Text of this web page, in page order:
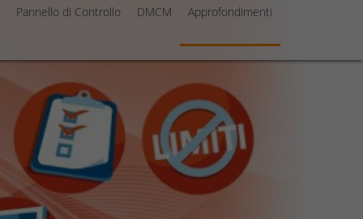
Pannello di Controllo DMCM Approfondimenti